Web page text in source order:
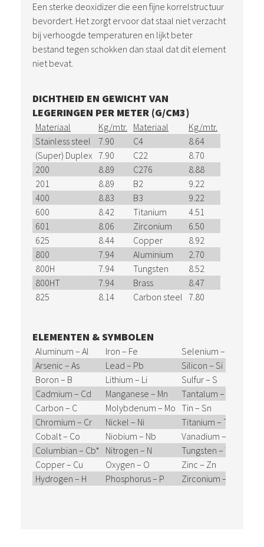
Een sterke deoxidizer die een fijne korrelstructuur
bevordert. Het zorgt ervoor dat staal niet verzacht
bij verhoogde temperaturen en lijkt beter
bestand tegen schokken dan staal dat dit element
niet bevat.
DICHTHEID EN GEWICHT VAN
LEGERINGEN PER METER (G/CM3)
Materiaal Kg/mtr. Materiaal
Kg/mtr.
Stainless steel
7.90 C4
8.64
(Super) Duplex 7.90 C22
8.70
200
8.89 C276
8.88
201
8.89 B2
9.22
400
8.83 B3
9.22
600
8.42 Titanium
4.51
601
8.06 Zirconium
6.50
625
8.44 Copper
8.92
800
7.94 Aluminium
2.70
800H
7.94 Tungsten
8.52
800HT
7.94 Brass
8.47
825
8.14 Carbon steel 7.80
ELEMENTEN & SYMBOLEN
Aluminum – Al Iron – Fe
Selenium – Se
Arsenic – As
Lead – Pb
Silicon – Si
Boron – B
Lithium – Li
Sulfur – S
Cadmium – Cd
Manganese – Mn
Tantalum – Ta
Carbon – C
Molybdenum – Mo Tin – Sn
Chromium – Cr
Nickel – Ni
Titanium – Ti
Cobalt – Co
Niobium – Nb
Vanadium – V
Columbian – Cb* Nitrogen – N
Tungsten – W
Copper – Cu
Oxygen – O
Zinc – Zn
Hydrogen – H
Phosphorus – P Zirconium – Zr